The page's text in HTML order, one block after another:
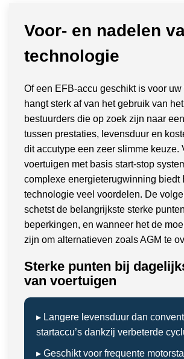
Voor- en nadelen
technologie
Of een EFB-accu geschikt is voor uw
hangt sterk af van het gebruik van
bestuurders die op zoek zijn naar
tussen prestaties, levensduur en
dit accutype een zeer slimme keuze.
voertuigen met basis start-stop
complexe energieterugwinning biedt
technologie veel voordelen. De
schetst de belangrijkste sterke
beperkingen, en wanneer het de
zijn om alternatieven zoals AGM te
Sterke punten bij
van voertuigen
▸ Langere levensduur dan
startaccu’s dankzij verbeterde
▸ Geschikt voor frequente